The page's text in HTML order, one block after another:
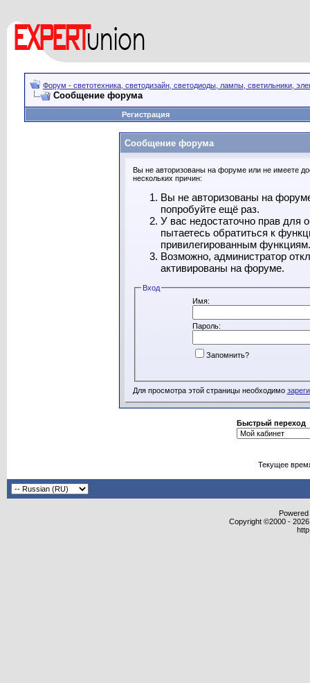
Форум - светотехника, светодизайн, светодиоды, лампы, светильники,
Сообщение форума
Регистрация
Сообщение форума
Вы не авторизованы на форуме или не имеете
нескольких причин:
Вы не авторизованы на
попробуйте ещё раз.
У вас недостаточно прав для
пытаетесь обратиться к
привилегированным функциям.
Возможно, администратор
активированы на форуме.
Вход
Имя:
Пароль:
Запомнить?
Для просмотра этой страницы необходимо
Быстрый переход
Текущее
Copyright ©2000 -